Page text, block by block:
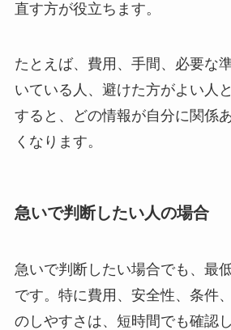
直す方が役立ちます。
たとえば、費用、手間、必要な
いている人、避けた方がよい人
すると、どの情報が自分に関係
くなります。
急いで判断したい人の場合
急いで判断したい場合でも、最
です。特に費用、安全性、条件
のしやすさは、短時間でも確認